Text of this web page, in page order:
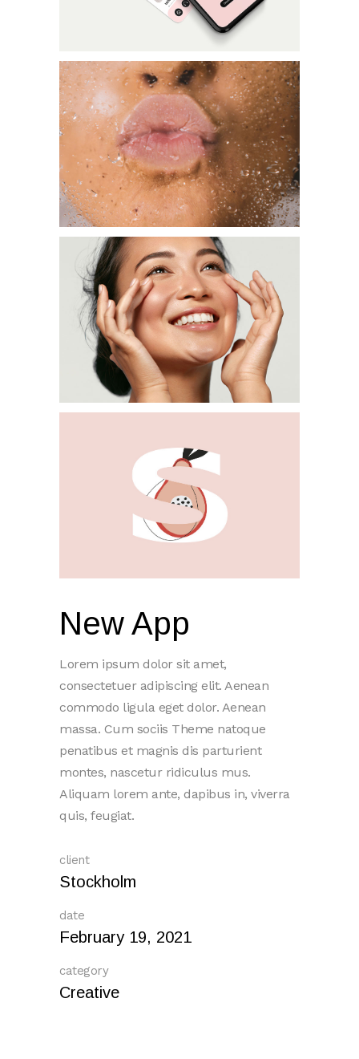
New App
Lorem ipsum dolor sit amet,
consectetuer adipiscing elit. Aenean
commodo ligula eget dolor. Aenean
massa. Cum sociis Theme natoque
penatibus et magnis dis parturient
montes, nascetur ridiculus mus.
Aliquam lorem ante, dapibus in, viverra
quis, feugiat.
client
Stockholm
date
February 19, 2021
category
Creative